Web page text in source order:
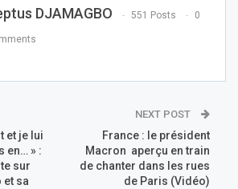
DJAMAGBO 551 Posts 0
et je lui
en… » :
sur
et sa
NEXT POST
France : le président
Macron aperçu en train
de chanter dans les rues
de Paris (Vidéo)